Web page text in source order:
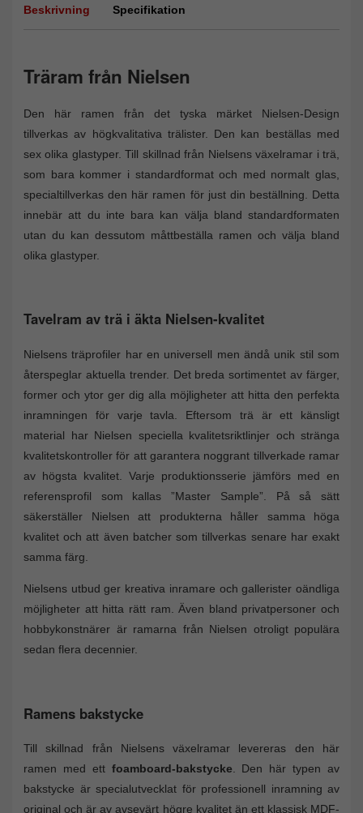
Beskrivning Specifikation
Träram från Nielsen
Den här ramen från det tyska märket Nielsen-Design
tillverkas av högkvalitativa trälister. Den kan beställas med
sex olika glastyper. Till skillnad från Nielsens växelramar i trä,
som bara kommer i standardformat och med normalt glas,
specialtillverkas den här ramen för just din beställning. Detta
innebär att du inte bara kan välja bland standardformaten
utan du kan dessutom måttbeställa ramen och välja bland
olika glastyper.
Tavelram av trä i äkta Nielsen-kvalitet
Nielsens träprofiler har en universell men ändå unik stil som
återspeglar aktuella trender. Det breda sortimentet av färger,
former och ytor ger dig alla möjligheter att hitta den perfekta
inramningen för varje tavla. Eftersom trä är ett känsligt
material har Nielsen speciella kvalitetsriktlinjer och stränga
kvalitetskontroller för att garantera noggrant tillverkade ramar
av högsta kvalitet. Varje produktionsserie jämförs med en
referensprofil som kallas ”Master Sample”. På så sätt
säkerställer Nielsen att produkterna håller samma höga
kvalitet och att även batcher som tillverkas senare har exakt
samma färg.
Nielsens utbud ger kreativa inramare och gallerister oändliga
möjligheter att hitta rätt ram. Även bland privatpersoner och
hobbykonstnärer är ramarna från Nielsen otroligt populära
sedan flera decennier.
Ramens bakstycke
Till skillnad från Nielsens växelramar levereras den här
ramen med ett foamboard-bakstycke. Den här typen av
bakstycke är specialutvecklat för professionell inramning av
original och är av avsevärt högre kvalitet än ett klassisk MDF-